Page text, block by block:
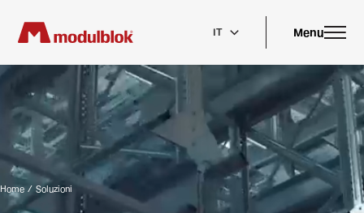
main
content
IT Menu
Home / Soluzioni